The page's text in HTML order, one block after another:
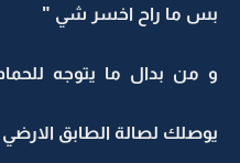
بس ما راح اخسر شي "
و من بدال ما يتوجه
يوصلك لصالة الطابق